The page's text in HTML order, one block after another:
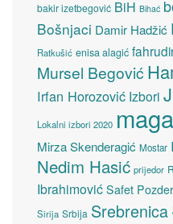
bakir izetbegović BiH Bihać
Bošnjaci Damir Hadžić
Ratkušić enisa alagić
Mursel Begović
Irfan Horozović Izbori
Lokalni izbori 2020
Mirza Skenderagić Mostar
Nedim Hasić prijedor
Ibrahimović Safet Pozder
Sirija Srbija Srebrenica